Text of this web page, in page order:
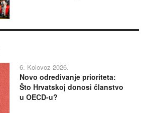
6. Kolovoz 2026.
Novo određivanje prioriteta:
Što Hrvatskoj donosi članstvo
u OECD-u?